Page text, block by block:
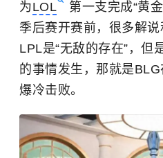
为LOL
第一支完成“黄
季后赛开赛前，很多解
LPL是“无敌的存在”，但
的事情发生，那就是
爆冷击败。